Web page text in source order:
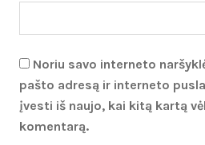
Noriu savo interneto
pašto adresą ir interneto
įvesti iš naujo, kai kitą kartą
komentarą.